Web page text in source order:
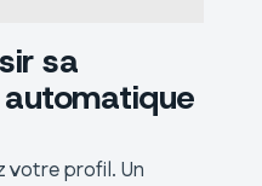
sa
votre profil. Un